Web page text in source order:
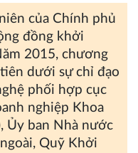
của Chính phủ
đồng khởi
2015, chương
dưới sự chỉ đạo
phối hợp cục
nghiệp Khoa
Ủy ban Nhà nước
Quỹ Khởi